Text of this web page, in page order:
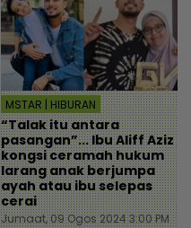
MSTAR | HIBURAN
“Talak itu antara
pasangan”... Ibu Aliff Aziz
kongsi ceramah hukum
larang anak berjumpa
ayah atau ibu selepas
cerai
Jumaat, 09 Ogos 2024 3:00 PM